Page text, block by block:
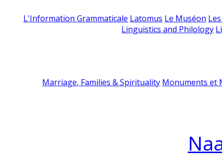
L'Information Grammaticale Latomus Le Muséon
Linguistics and Philology
Marriage, Families & Spirituality Monuments et